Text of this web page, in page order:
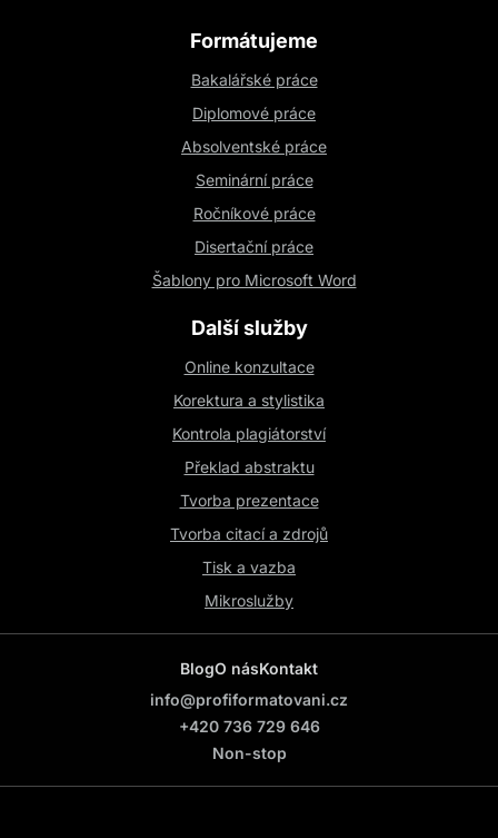
Formátujeme
Bakalářské práce
Diplomové práce
Absolventské práce
Seminární práce
Ročníkové práce
Disertační práce
Šablony pro Microsoft Word
Další služby
Online konzultace
Korektura a stylistika
Kontrola plagiátorství
Překlad abstraktu
Tvorba prezentace
Tvorba citací a zdrojů
Tisk a vazba
Mikroslužby
BlogO násKontakt
info@profiformatovani.cz
+420 736 729 646
Non-stop